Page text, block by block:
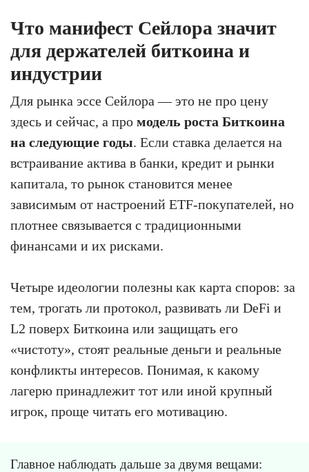
Что манифест Сейлора значит
для держателей биткоина и
индустрии
Для рынка эссе Сейлора — это не про цену
здесь и сейчас, а про модель роста Биткоина
на следующие годы. Если ставка делается на
встраивание актива в банки, кредит и рынки
капитала, то рынок становится менее
зависимым от настроений ETF-покупателей, но
плотнее связывается с традиционными
финансами и их рисками.
Четыре идеологии полезны как карта споров: за
тем, трогать ли протокол, развивать ли DeFi и
L2 поверх Биткоина или защищать его
«чистоту», стоят реальные деньги и реальные
конфликты интересов. Понимая, к какому
лагерю принадлежит тот или иной крупный
игрок, проще читать его мотивацию.
Главное наблюдать дальше за двумя вещами: